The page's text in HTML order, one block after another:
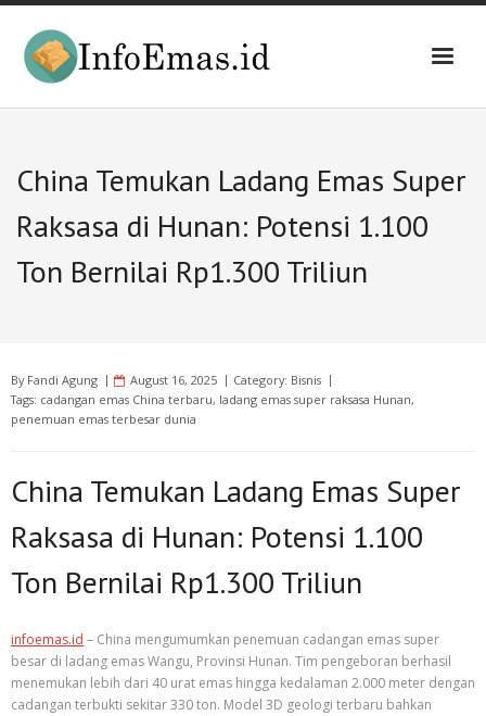
Skip
content
China Temukan Ladang Emas Super
Raksasa di Hunan: Potensi 1.100
Ton Bernilai Rp1.300 Triliun
By Fandi Agung August 16, 2025 Category: Bisnis
Tags: cadangan emas China terbaru, ladang emas super raksasa Hunan,
penemuan emas terbesar dunia
China Temukan Ladang Emas Super
Raksasa di Hunan: Potensi 1.100
Ton Bernilai Rp1.300 Triliun
infoemas.id – China mengumumkan penemuan cadangan emas super
besar di ladang emas Wangu, Provinsi Hunan. Tim pengeboran berhasil
menemukan lebih dari 40 urat emas hingga kedalaman 2.000 meter dengan
cadangan terbukti sekitar 330 ton. Model 3D geologi terbaru bahkan